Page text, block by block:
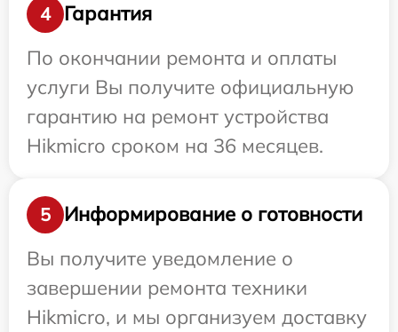
4
Гарантия
По окончании ремонта и оплаты
услуги Вы получите официальную
гарантию на ремонт устройства
Hikmicro сроком на 36 месяцев.
5
Информирование о готовности
Вы получите уведомление о
завершении ремонта техники
Hikmicro, и мы организуем доставку